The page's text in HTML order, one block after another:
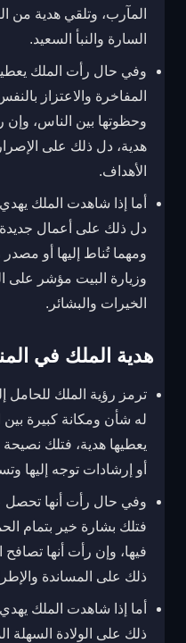
المآرب، وتلقي هدية من
السارة والنبأ السعيد.
وفي حال رأت الملك
المفاخرة والاعتزاز
وحظوتها بين الناس، وإن
هدية، دل ذلك على
الأهداف.
أما إذا شاهدت الملك
دل ذلك على أعمال
ومهما تُناط إليها أو
وزيارة البيت مؤشر على
الخيرات والبشائر.
هدية الملك في
ترمز رؤية الملك للحامل
له شأن ومكانة كبيرة
يعطيها هدية، فتلك
أو إرشادات توجه إليها
وفي حال رأت أنها تحصل
فتلك بشارة خير بتمام
فيها، وإن رأت أنها
ذلك على المساندة
أما إذا شاهدت الملك
ذلك على الولادة السهلة